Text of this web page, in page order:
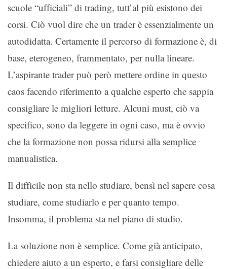
scuole “ufficiali” di trading, tutt’al più esistono dei
corsi. Ciò vuol dire che un trader è essenzialmente un
autodidatta. Certamente il percorso di formazione è, di
base, eterogeneo, frammentato, per nulla lineare.
L’aspirante trader può però mettere ordine in questo
caos facendo riferimento a qualche esperto che sappia
consigliare le migliori letture. Alcuni must, ciò va
specifico, sono da leggere in ogni caso, ma è ovvio
che la formazione non possa ridursi alla semplice
manualistica.
Il difficile non sta nello studiare, bensì nel sapere cosa
studiare, come studiarlo e per quanto tempo.
Insomma, il problema sta nel piano di studio.
La soluzione non è semplice. Come già anticipato,
chiedere aiuto a un esperto, e farsi consigliare delle